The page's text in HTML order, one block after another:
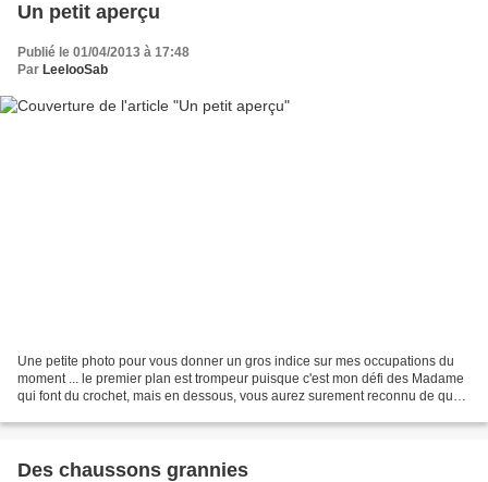
Un petit aperçu
Publié le 01/04/2013 à 17:48
Par LeelooSab
Une petite photo pour vous donner un gros indice sur mes occupations du
moment ... le premier plan est trompeur puisque c'est mon défi des Madame
qui font du crochet, mais en dessous, vous aurez surement reconnu de quoi
Des chaussons grannies